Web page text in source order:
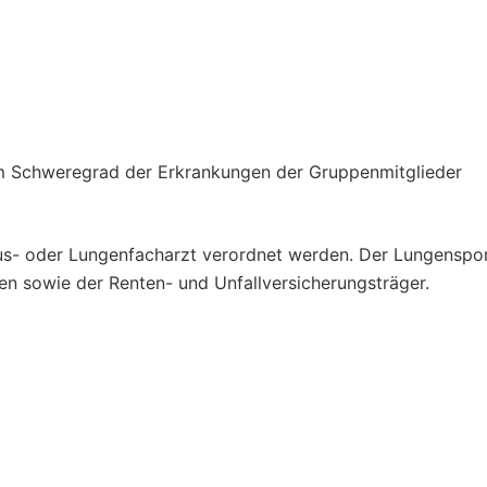
der Erkrankungen der Gruppenmitglieder
oder Lungenfacharzt verordnet werden. Der
sowie der Renten- und Unfallversicherungsträger.